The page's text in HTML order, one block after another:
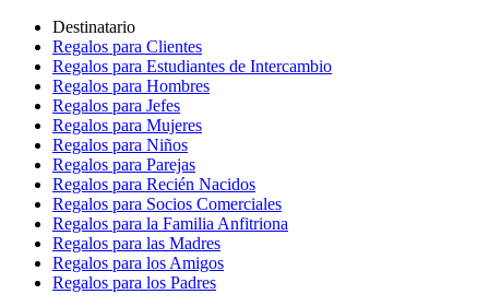
Destinatario
Regalos para Clientes
Regalos para Estudiantes de Intercambio
Regalos para Hombres
Regalos para Jefes
Regalos para Mujeres
Regalos para Niños
Regalos para Parejas
Regalos para Recién Nacidos
Regalos para Socios Comerciales
Regalos para la Familia Anfitriona
Regalos para las Madres
Regalos para los Amigos
Regalos para los Padres